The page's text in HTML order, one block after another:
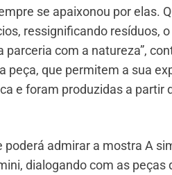
se apaixonou por elas.
ressignificando resíduos,
parceria com a natureza”,
peça, que permitem a sua
e foram produzidas a partir
poderá admirar a mostra A
dialogando com as peças